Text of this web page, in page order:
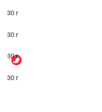
30 г
30 г
30 г
30 г